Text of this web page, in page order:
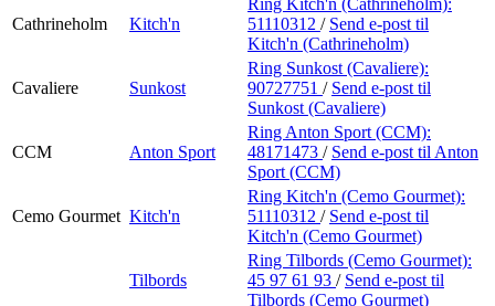
Cathrineholm Kitch'n
51110312 / Send e-post til
Kitch'n (Cathrineholm)
Cavaliere Sunkost
Ring Sunkost (Cavaliere):
90727751 / Send e-post til
Sunkost (Cavaliere)
CCM Anton Sport
Ring Anton Sport (CCM):
48171473 / Send e-post til Anton
Sport (CCM)
Cemo Gourmet Kitch'n
Ring Kitch'n (Cemo Gourmet):
51110312 / Send e-post til
Kitch'n (Cemo Gourmet)
Tilbords
Ring Tilbords (Cemo Gourmet):
45 97 61 93 / Send e-post til
Tilbords (Cemo Gourmet)